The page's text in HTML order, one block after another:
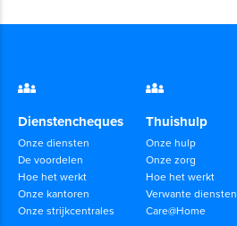
Dienstencheques
Onze diensten
De voordelen
Hoe het werkt
Onze kantoren
Onze strijkcentrales
Thuishulp
Onze hulp
Onze zorg
Hoe het werkt
Verwante diensten
Care@Home